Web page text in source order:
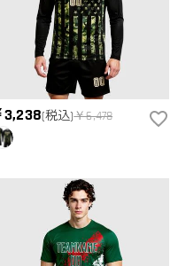
3,238(税込)￥6,478